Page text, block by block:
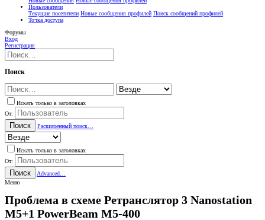
Пользователи
Текущие посетители Новые сообщения профилей Поиск сообщений профилей
Точка доступа
Форумы
Вход
Регистрация
Поиск
Искать только в заголовках
От:
Поиск Расширенный поиск…
Искать только в заголовках
От:
Поиск
Advanced…
Меню
Проблема в схеме Ретранслятор 3 Nanostation
M5+1 PowerBeam M5-400